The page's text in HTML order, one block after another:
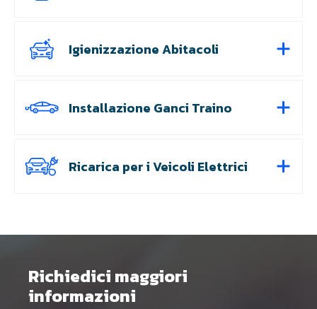
Igienizzazione Abitacoli
Installazione Ganci Traino
Ricarica per i Veicoli Elettrici
Richiedici maggiori
informazioni